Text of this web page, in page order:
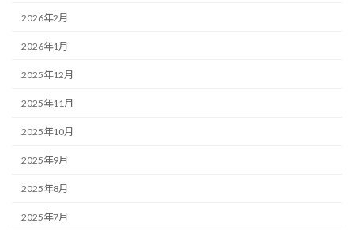
2026年2月
2026年1月
2025年12月
2025年11月
2025年10月
2025年9月
2025年8月
2025年7月